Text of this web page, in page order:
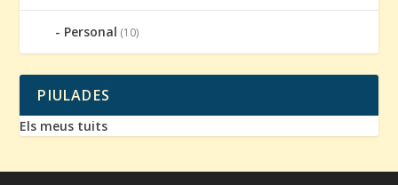
Personal (10)
PIULADES
Els meus tuits